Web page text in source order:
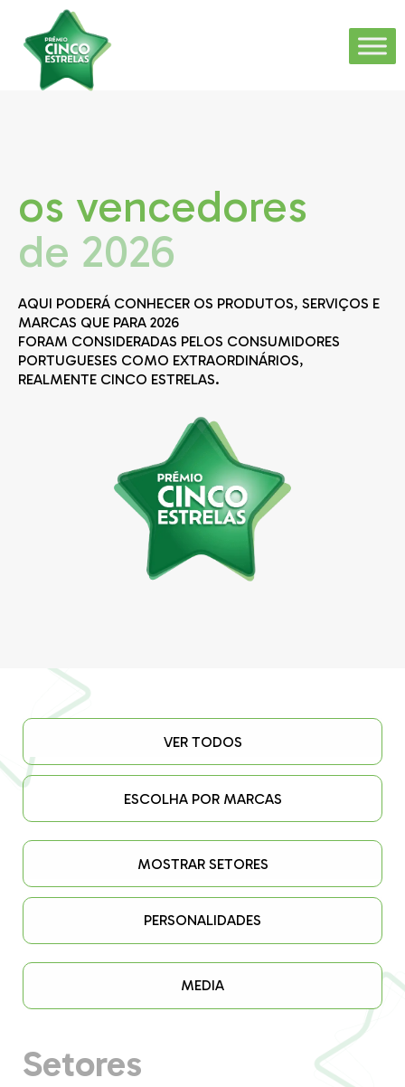
os vencedores
de 2026
AQUI PODERÁ CONHECER OS PRODUTOS, SERVIÇOS E
MARCAS QUE PARA 2026
FORAM CONSIDERADAS PELOS CONSUMIDORES
PORTUGUESES COMO EXTRAORDINÁRIOS,
REALMENTE CINCO ESTRELAS.
VER TODOS
ESCOLHA POR MARCAS
MOSTRAR SETORES
PERSONALIDADES
MEDIA
Setores